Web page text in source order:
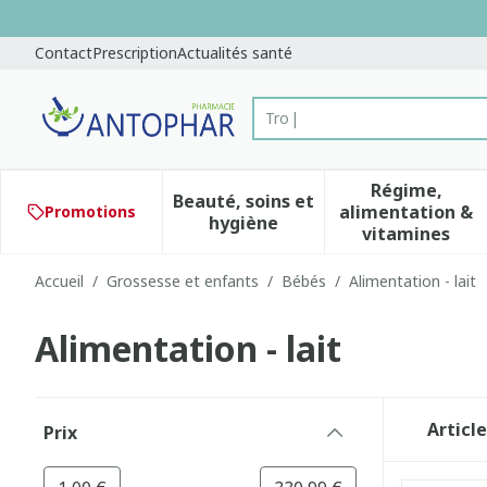
ContactPrescriptionActualités santé
Rechercher
Trouvez rapidement des s
Promotions
Beauté, soins et
hygièneAfficher le sous-menu pour
Régime,
alimentation &
vitamines
Afficher
Accueil / Grossesse et enfants / Bébés / Alimentation - lait
Alimentation - lait
Prix